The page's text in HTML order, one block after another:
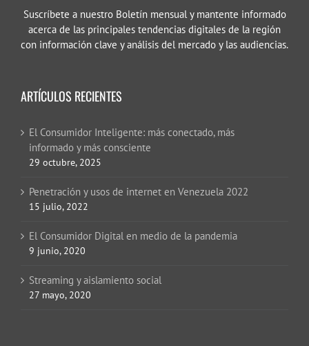
Suscríbete a nuestro Boletín mensual y mantente informado
acerca de las principales tendencias digitales de la región
con información clave y análisis del mercado y las audiencias.
ARTÍCULOS RECIENTES
El Consumidor Inteligente: más conectado, más
informado y más consciente
29 octubre, 2025
Penetración y usos de internet en Venezuela 2022
15 julio, 2022
El Consumidor Digital en medio de la pandemia
9 junio, 2020
Streaming y aislamiento social
27 mayo, 2020